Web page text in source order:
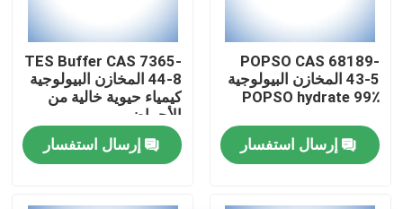
مراقبة الجودة
اتصل بنا
POPSO CAS 68189-
43-5 المخازن البيولوجية
POPSO hydrate 99٪
إرسال استفسار
TES Buffer CAS 7365-
44-8 المخازن البيولوجية
كيمياء حيوية خالية من
الأحماض
إرسال استفسار